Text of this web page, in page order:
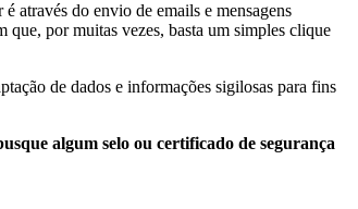
através do envio de emails e mensagens
que, por muitas vezes, basta um simples clique
de dados e informações sigilosas para fins
algum selo ou certificado de segurança